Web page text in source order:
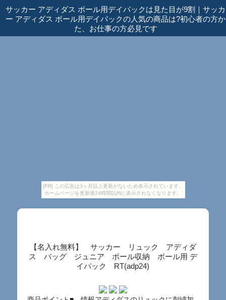
[PR] この広告は3ヶ月以上更新がないため表示されています。
ホームページを更新後24時間以内に表示されなくなります。
サッカー アディダス ボール用デイパックは見た目が9割 ｜ サッカ
ー アディダス ボール用デイパックの人気の商品は?初心者の方か
た、お仕事の方必見です
【名入れ無料】 サッカー リュック アディダ
ス バッグ ジュニア ボール収納 ボール用 デ
イパック RT(adp24)